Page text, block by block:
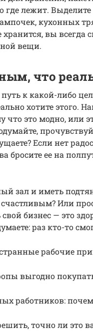
где лежит.
кухонных
хранится, вы
вещи.
что
к какой-либо
хотите этого.
что это модно, или
Если нет
бросите ее на
зал и иметь
счастливым? Или
бизнес — это
раз кто-то
странные рабочие
выгодно
работников:
точно ли это